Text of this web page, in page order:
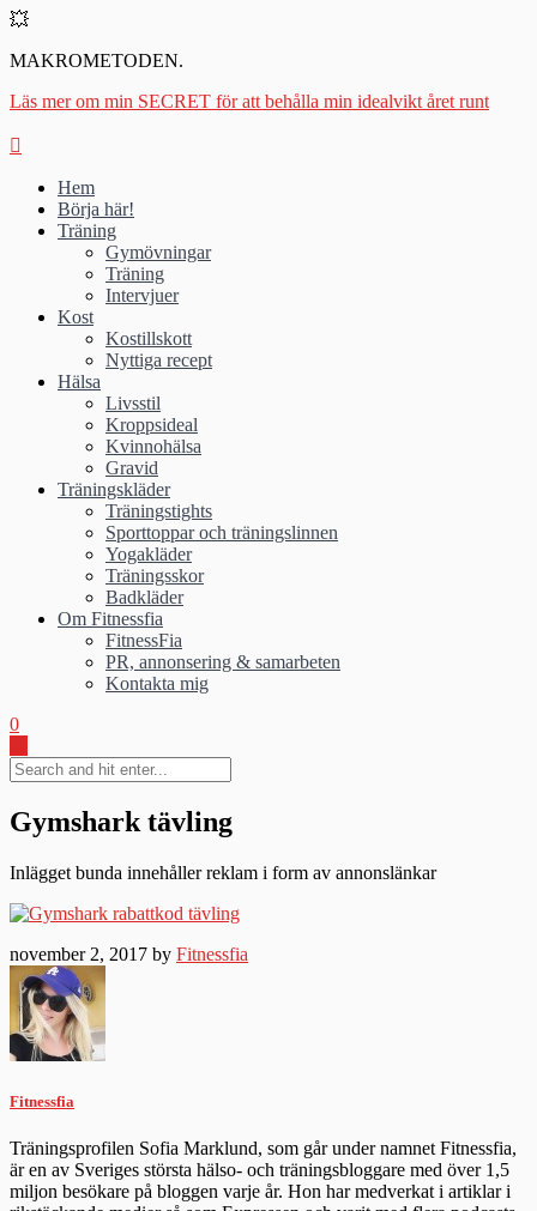
💥
MAKROMETODEN.
Läs mer om min SECRET för att behålla min idealvikt året runt
Hem
Börja här!
Träning
Gymövningar
Träning
Intervjuer
Kost
Kostillskott
Nyttiga recept
Hälsa
Livsstil
Kroppsideal
Kvinnohälsa
Gravid
Träningskläder
Träningstights
Sporttoppar och träningslinnen
Yogakläder
Träningsskor
Badkläder
Om Fitnessfia
FitnessFia
PR, annonsering & samarbeten
Kontakta mig
0
Gymshark tävling
Inlägget bunda innehåller reklam i form av annonslänkar
november 2, 2017 by Fitnessfia
Fitnessfia
Träningsprofilen Sofia Marklund, som går under namnet Fitnessfia,
är en av Sveriges största hälso- och träningsbloggare med över 1,5
miljon besökare på bloggen varje år. Hon har medverkat i artiklar i